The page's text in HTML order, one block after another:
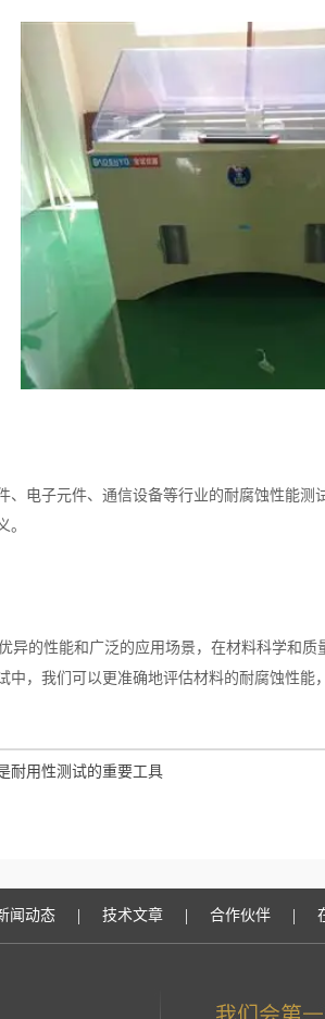
电子元件、通信设备等行业的耐腐蚀性能测
。
的性能和广泛的应用场景，在材料科学和质
中，我们可以更准确地评估材料的耐腐蚀性能
耐用性测试的重要工具
闻动态 | 技术文章 | 合作伙伴 |